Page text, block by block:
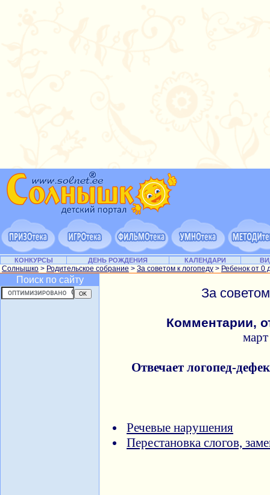
КОНКУРСЫ ДЕНЬ РОЖДЕНИЯ КАЛЕНДАРИ
Солнышко > Родительское собрание > За советом к логопеду > Ребенок от 0
Поиск по сайту
За
Комментарии,
Отвечает логопед-
Речевые нарушения
Перестановка слогов,